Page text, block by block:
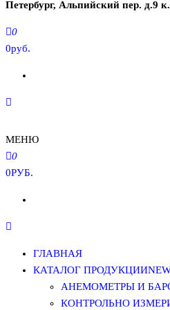
Петербург, Альпийский пер. д.9
0
0руб.
МЕНЮ
0
0РУБ.
ГЛАВНАЯ
КАТАЛОГ ПРОДУКЦИИ
АНЕМОМЕТРЫ И
КОНТРОЛЬНО